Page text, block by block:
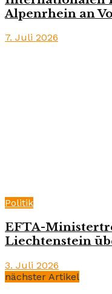
Alpenrhein an
7. Juli 2026
Politik
EFTA-
Liechtenstein
3. Juli 2026
nächster Artikel